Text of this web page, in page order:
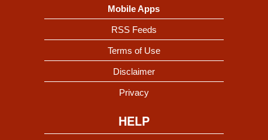
Mobile Apps
RSS Feeds
Terms of Use
Disclaimer
Privacy
HELP